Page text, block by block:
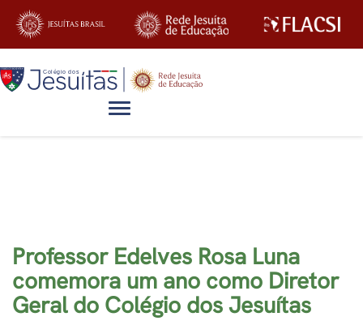
Alternar navegação
Professor Edelves Rosa Luna
comemora um ano como Diretor
Geral do Colégio dos Jesuítas